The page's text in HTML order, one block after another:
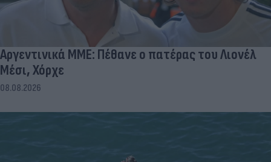
Αργεντινικά ΜΜΕ: Πέθανε ο πατέρας του Λιονέλ
Μέσι, Χόρχε
08.08.2026